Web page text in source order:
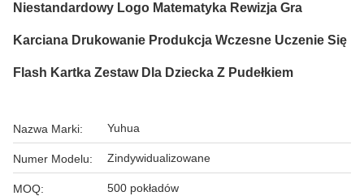
Niestandardowy Logo Matematyka Rewizja Gra
Karciana Drukowanie Produkcja Wczesne Uczenie Się
Flash Kartka Zestaw Dla Dziecka Z Pudełkiem
Nazwa Marki: Yuhua
Numer Modelu: Zindywidualizowane
MOQ: 500 pokładów